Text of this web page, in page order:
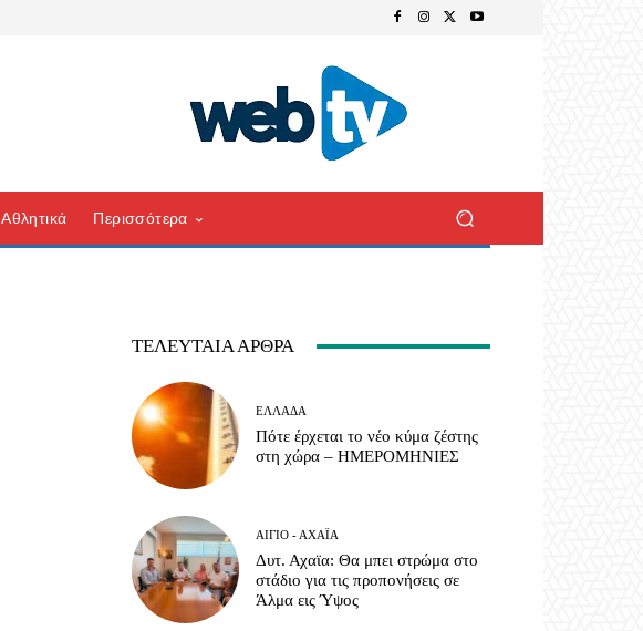
Αθλητικά Περισσότερα
ΤΕΛΕΥΤΑΊΑ ΆΡΘΡΑ
ΕΛΛΆΔΑ
Πότε έρχεται το νέο κύμα ζέστης
στη χώρα – ΗΜΕΡΟΜΗΝΙΕΣ
ΑΊΓΙΟ - ΑΧΑΪ́Α
Δυτ. Αχαϊα: Θα μπει στρώμα στο
στάδιο για τις προπονήσεις σε
Άλμα εις Ύψος